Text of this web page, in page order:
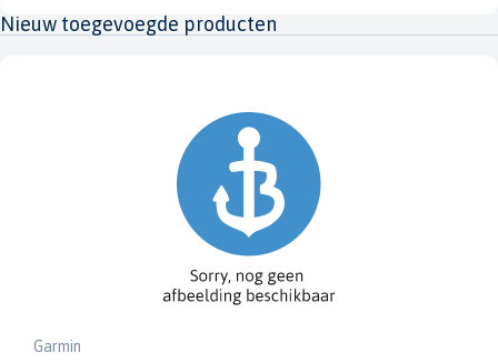
Nieuw toegevoegde producten
Garmin